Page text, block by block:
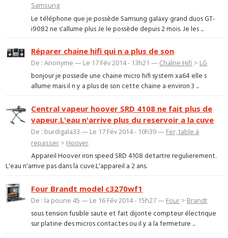
Samsung
Le téléphone que je possède Samsung galaxy grand duos GT-
i9082 ne s'allume plus Je le possède depuis 2 mois. Je les ...
Réparer chaine hifi qui n a plus de son
De : Anonyme — Le 17 Fév 2014 - 13h21 — Chaîne Hifi > LG
bonjour je possede une chaine micro hifi system xa64 elle s
allume mais il n y a plus de son cette chaine a environ 3 ...
Central vapeur hoover SRD 4108 ne fait plus de
vapeur.L'eau n'arrive plus du reservoir a la cuve
De : burdigala33 — Le 17 Fév 2014 - 10h39 — Fer, table à
repasser > Hoover
Appareil Hoover iron speed SRD 4108 detartre regulierement.
L'eau n'arrive pas dans la cuve.L'appareil a 2 ans.
Four Brandt model c3270wf1
De : la poune 45 — Le 16 Fév 2014 - 15h27 — Four > Brandt
sous tension fusible saute et fait dijonte compteur électrique
sur platine des micros contactes ou il y a la fermeture ...